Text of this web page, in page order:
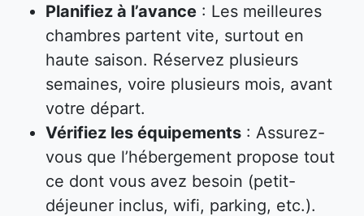
Planifiez à l’avance : Les meilleures
chambres partent vite, surtout en
haute saison. Réservez plusieurs
semaines, voire plusieurs mois, avant
votre départ.
Vérifiez les équipements : Assurez-
vous que l’hébergement propose tout
ce dont vous avez besoin (petit-
déjeuner inclus, wifi, parking, etc.).